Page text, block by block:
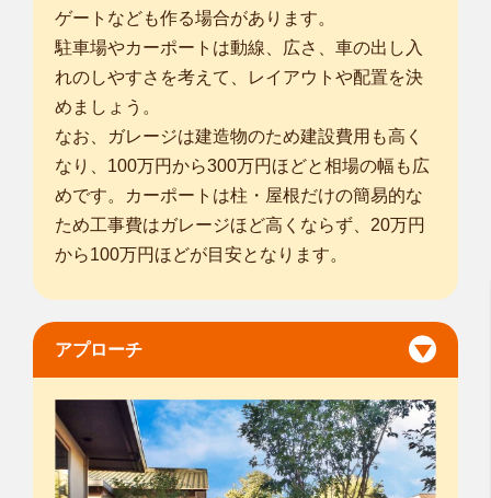
ゲートなども作る場合があります。
駐車場やカーポートは動線、広さ、車の出し入
れのしやすさを考えて、レイアウトや配置を決
めましょう。
なお、ガレージは建造物のため建設費用も高く
なり、100万円から300万円ほどと相場の幅も広
めです。カーポートは柱・屋根だけの簡易的な
ため工事費はガレージほど高くならず、20万円
から100万円ほどが目安となります。
アプローチ